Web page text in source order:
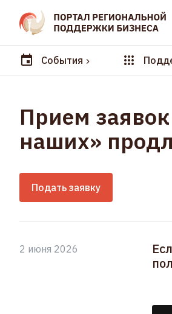
События
Прием
наших»
Подать заявку
2 июня 2026